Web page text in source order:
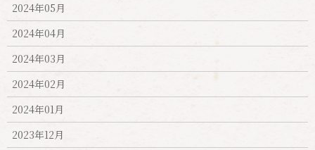
2024年05月
2024年04月
2024年03月
2024年02月
2024年01月
2023年12月